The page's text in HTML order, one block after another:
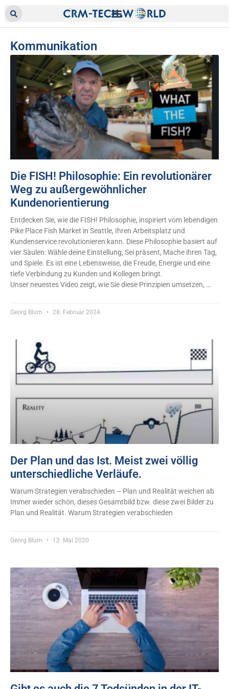
Kommunikation
Die FISH! Philosophie: Ein revolutionärer
Weg zu außergewöhnlicher
Kundenorientierung
Entdecken Sie, wie die FISH! Philosophie, inspiriert vom lebendigen
Pike Place Fish Market in Seattle, Ihren Arbeitsplatz und
Kundenservice revolutionieren kann. Diese Philosophie basiert auf
vier Säulen: Wähle deine Einstellung, Sei präsent, Mache ihren Tag,
und Spiele. Es ist eine Lebensweise, die Freude, Energie und eine
tiefe Verbindung zu Kunden und Kollegen bringt.
Unser neuestes Video zeigt, wie Sie diese Prinzipien umsetzen, …
Georg Blum 28. Februar 2024
Der Plan und das Ist. Meist zwei völlig
unterschiedliche Verläufe.
Warum Strategien verabschieden – Plan und Realität weichen ab
Immer wieder schön, dieses Gesamtbild bzw. diese zwei Bilder zu
Plan und Realität. Warum Strategien verabschieden
Georg Blum 12. Mai 2020